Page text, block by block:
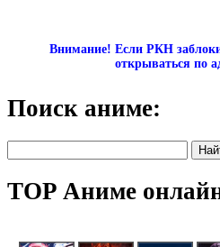
Внимание! Если РКН
открываться по
Поиск аниме:
TOP Аниме